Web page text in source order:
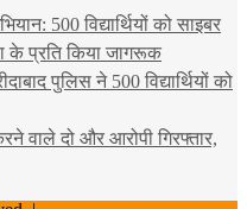
500 विद्यार्थियों को साइबर
के प्रति किया जागरूक
पुलिस ने 500 विद्यार्थियों को
वाले दो और आरोपी गिरफ्तार,